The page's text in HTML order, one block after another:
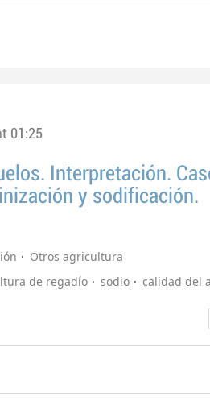
01:25
Interpretación.
y sodificación.
Otros agricultura
de regadío sodio calidad del